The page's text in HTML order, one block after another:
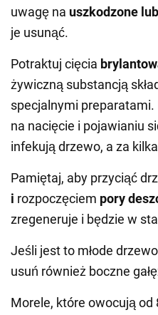
uwagę na uszkodzone
je usunąć.
Potraktuj cięcia
żywiczną substancją
specjalnymi
na nacięcie i pojawianiu
infekują drzewo, a za
Pamiętaj, aby przyciąć
i rozpoczęciem pory
zregeneruje i będzie w
Jeśli jest to młode
usuń również boczne
Morele, które owocują od